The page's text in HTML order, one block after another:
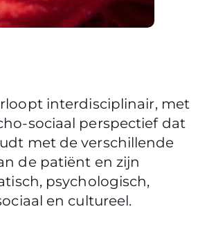
interdisciplinair, met
sociaal perspectief dat
met de verschillende
de patiënt en zijn
psychologisch,
en cultureel.